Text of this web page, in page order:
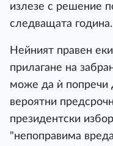
излезе с решение
следващата година.
Нейният правен
прилагане на
може да ѝ попречи
вероятни
президентски
"непоправима